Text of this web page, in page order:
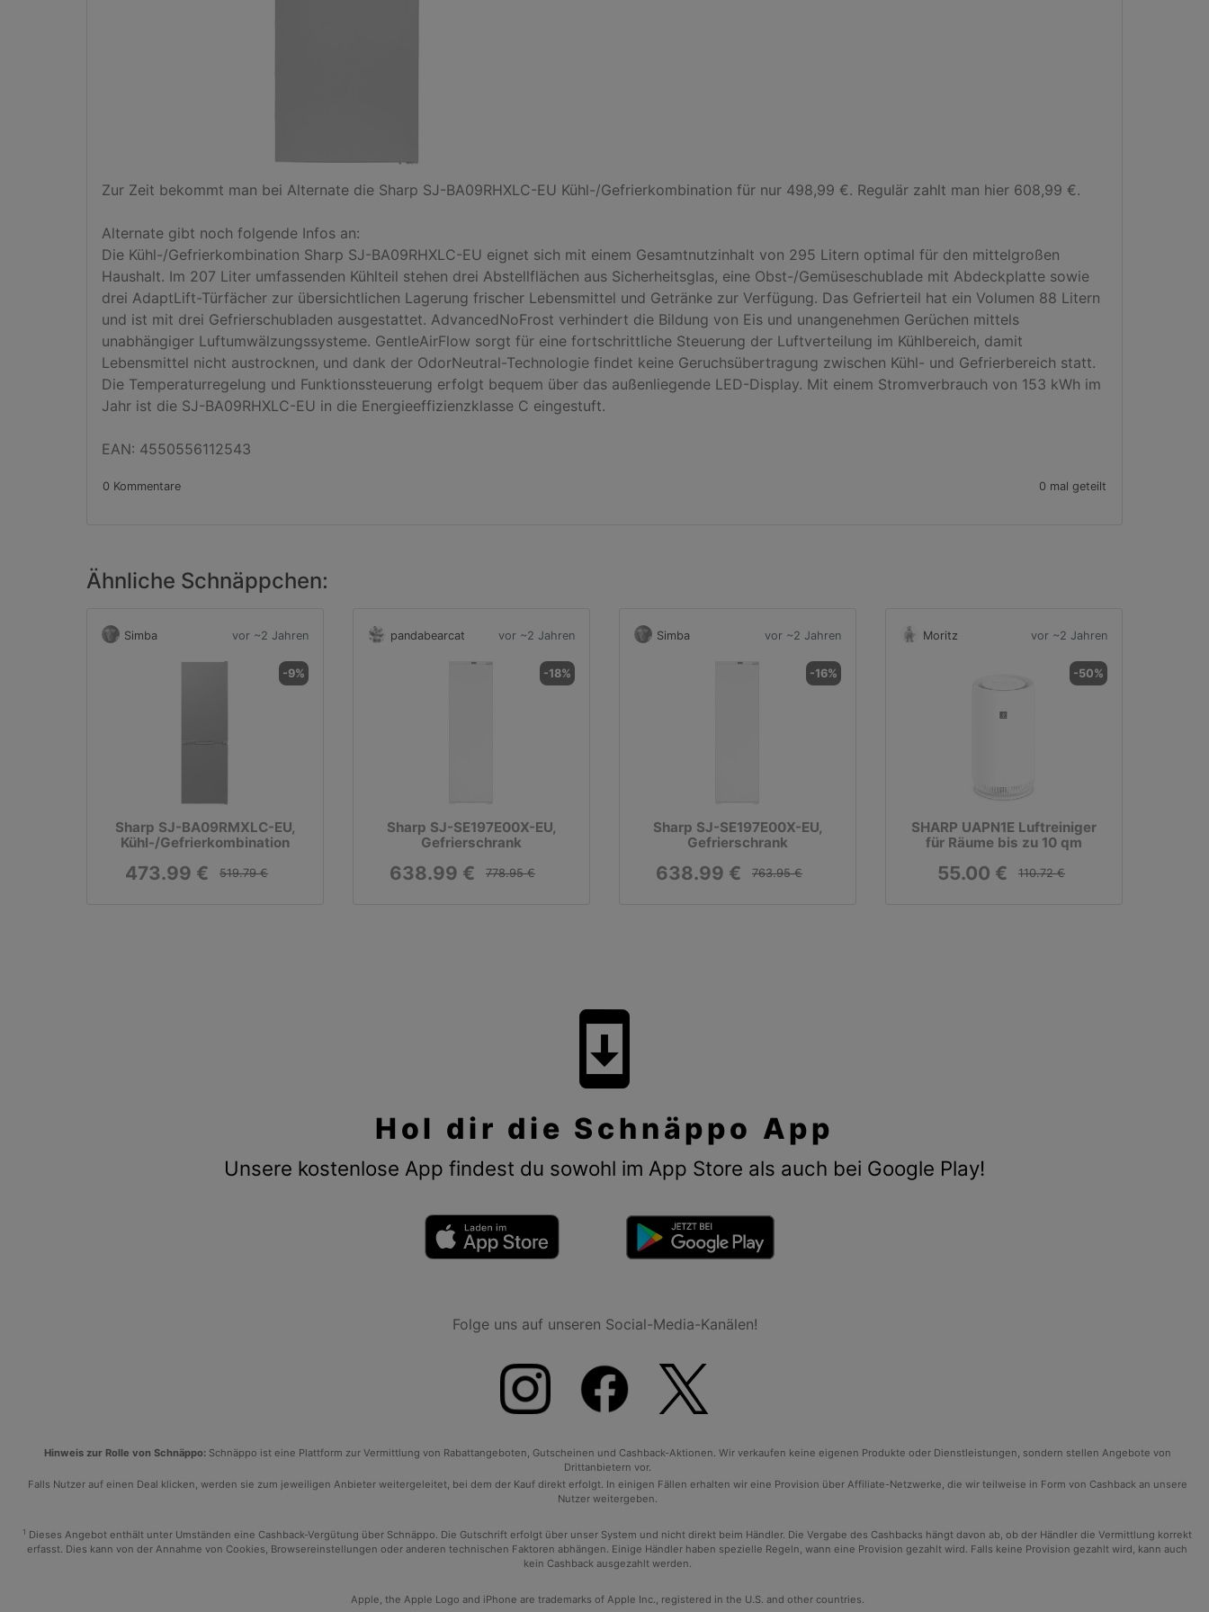
Zur Zeit bekommt man bei Alternate die Sharp SJ-BA09RHXLC-EU Kühl-/Gefrierkombination für nur 498,99 €. Regulär zahlt man hier 608,99 €.
Alternate gibt noch folgende Infos an:
Die Kühl-/Gefrierkombination Sharp SJ-BA09RHXLC-EU eignet sich mit einem Gesamtnutzinhalt von 295 Litern optimal für den mittelgroßen
Haushalt. Im 207 Liter umfassenden Kühlteil stehen drei Abstellflächen aus Sicherheitsglas, eine Obst-/Gemüseschublade mit Abdeckplatte sowie
drei AdaptLift-Türfächer zur übersichtlichen Lagerung frischer Lebensmittel und Getränke zur Verfügung. Das Gefrierteil hat ein Volumen 88 Litern
und ist mit drei Gefrierschubladen ausgestattet. AdvancedNoFrost verhindert die Bildung von Eis und unangenehmen Gerüchen mittels
unabhängiger Luftumwälzungssysteme. GentleAirFlow sorgt für eine fortschrittliche Steuerung der Luftverteilung im Kühlbereich, damit
Lebensmittel nicht austrocknen, und dank der OdorNeutral-Technologie findet keine Geruchsübertragung zwischen Kühl- und Gefrierbereich statt.
Die Temperaturregelung und Funktionssteuerung erfolgt bequem über das außenliegende LED-Display. Mit einem Stromverbrauch von 153 kWh im
Jahr ist die SJ-BA09RHXLC-EU in die Energieeffizienzklasse C eingestuft.
EAN: 4550556112543
0 Kommentare 0 mal geteilt
Ähnliche Schnäppchen:
Simba vor ~2 Jahren
-9%
Sharp SJ-BA09RMXLC-EU,
Kühl-/Gefrierkombination
473.99 € 519.79 €
pandabearcat vor ~2 Jahren
-18%
Sharp SJ-SE197E00X-EU,
Gefrierschrank
638.99 € 778.95 €
Simba vor ~2 Jahren
-16%
Sharp SJ-SE197E00X-EU,
Gefrierschrank
638.99 € 763.95 €
Moritz vor ~2 Jahren
-50%
SHARP UAPN1E Luftreiniger
für Räume bis zu 10 qm
55.00 € 110.72 €
system_update
Hol dir die Schnäppo App
Unsere kostenlose App findest du sowohl im App Store als auch bei Google Play!
Folge uns auf unseren Social-Media-Kanälen!
Hinweis zur Rolle von Schnäppo:Schnäppo ist eine Plattform zur Vermittlung von Rabattangeboten, Gutscheinen und Cashback-Aktionen. Wir verkaufen keine eigenen Produkte oder Dienstleistungen, sondern stellen Angebote von
Drittanbietern vor.
Falls Nutzer auf einen Deal klicken, werden sie zum jeweiligen Anbieter weitergeleitet, bei dem der Kauf direkt erfolgt. In einigen Fällen erhalten wir eine Provision über Affiliate-Netzwerke, die wir teilweise in Form von Cashback an unsere
Nutzer weitergeben.
1 Dieses Angebot enthält unter Umständen eine Cashback-Vergütung über Schnäppo. Die Gutschrift erfolgt über unser System und nicht direkt beim Händler. Die Vergabe des Cashbacks hängt davon ab, ob der Händler die Vermittlung korrekt
erfasst. Dies kann von der Annahme von Cookies, Browsereinstellungen oder anderen technischen Faktoren abhängen. Einige Händler haben spezielle Regeln, wann eine Provision gezahlt wird. Falls keine Provision gezahlt wird, kann auch
kein Cashback ausgezahlt werden.
Apple, the Apple Logo and iPhone are trademarks of Apple Inc., registered in the U.S. and other countries.